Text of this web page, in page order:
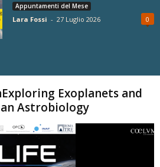
Appuntamenti del Mese
Lara Fossi - 27 Luglio 2026 0
Exoplanets and
Astrobiology